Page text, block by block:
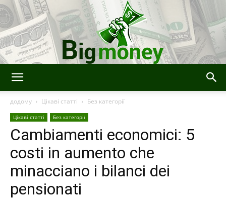
додому Цікаві статті Без категорії
Цікаві статті Без категорії
Cambiamenti economici: 5
costi in aumento che
minacciano i bilanci dei
pensionati